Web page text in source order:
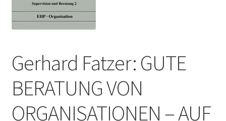
Gerhard Fatzer: GUTE
BERATUNG VON
ORGANISATIONEN – AUF